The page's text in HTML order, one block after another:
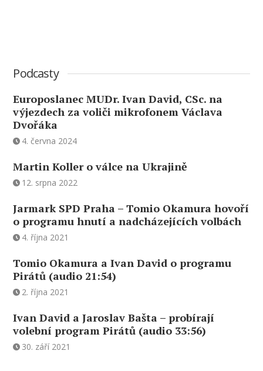
Podcasty
Europoslanec MUDr. Ivan David, CSc. na
výjezdech za voliči mikrofonem Václava
Dvořáka
4. června 2024
Martin Koller o válce na Ukrajině
12. srpna 2022
Jarmark SPD Praha – Tomio Okamura hovoří
o programu hnutí a nadcházejících volbách
4. října 2021
Tomio Okamura a Ivan David o programu
Pirátů (audio 21:54)
2. října 2021
Ivan David a Jaroslav Bašta – probírají
volební program Pirátů (audio 33:56)
30. září 2021